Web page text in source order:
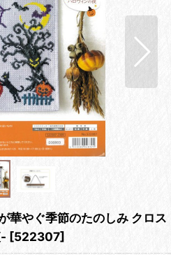
やぐ季節のたのしみ クロス
[522307]